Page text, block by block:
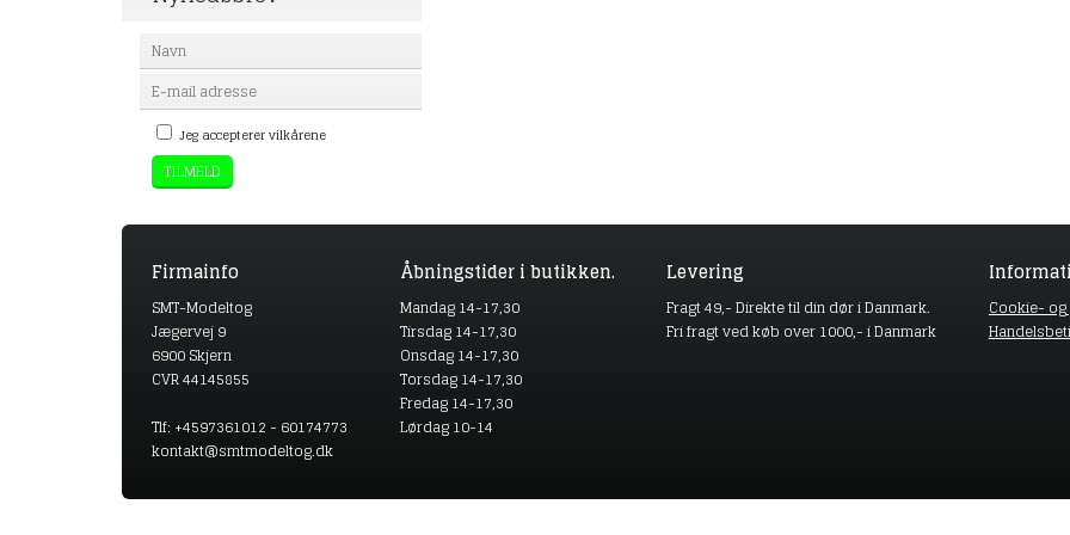
Jeg accepterer vilkårene
Firmainfo
SMT-Modeltog
Jægervej 9
6900 Skjern
CVR 44145855
Tlf: +4597361012 - 60174773
kontakt@smtmodeltog.dk
Åbningstider i butikken.
Mandag 14-17,30
Tirsdag 14-17,30
Onsdag 14-17,30
Torsdag 14-17,30
Fredag 14-17,30
Lørdag 10-14
Levering
Fragt 49,- Direkte til din dør i Danmark.
Fri fragt ved køb over 1000,- i Danmark
Cookie-